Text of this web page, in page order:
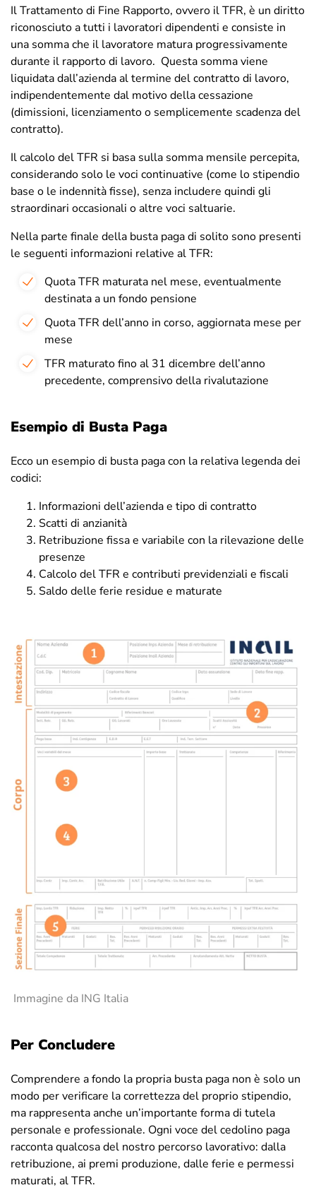
Il Trattamento di Fine Rapporto, ovvero il TFR, è un diritto
riconosciuto a tutti i lavoratori dipendenti e consiste in
una somma che il lavoratore matura progressivamente
durante il rapporto di lavoro. Questa somma viene
liquidata dall’azienda al termine del contratto di lavoro,
indipendentemente dal motivo della cessazione
(dimissioni, licenziamento o semplicemente scadenza del
contratto).
Il calcolo del TFR si basa sulla somma mensile percepita,
considerando solo le voci continuative (come lo stipendio
base o le indennità fisse), senza includere quindi gli
straordinari occasionali o altre voci saltuarie.
Nella parte finale della busta paga di solito sono presenti
le seguenti informazioni relative al TFR:
Quota TFR maturata nel mese, eventualmente
destinata a un fondo pensione
Quota TFR dell’anno in corso, aggiornata mese per
mese
TFR maturato fino al 31 dicembre dell’anno
precedente, comprensivo della rivalutazione
Esempio di Busta Paga
Ecco un esempio di busta paga con la relativa legenda dei
codici:
Informazioni dell’azienda e tipo di contratto
Scatti di anzianità
Retribuzione fissa e variabile con la rilevazione delle
presenze
Calcolo del TFR e contributi previdenziali e fiscali
Saldo delle ferie residue e maturate
Immagine da ING Italia
Per Concludere
Comprendere a fondo la propria busta paga non è solo un
modo per verificare la correttezza del proprio stipendio,
ma rappresenta anche un’importante forma di tutela
personale e professionale. Ogni voce del cedolino paga
racconta qualcosa del nostro percorso lavorativo: dalla
retribuzione, ai premi produzione, dalle ferie e permessi
maturati, al TFR.